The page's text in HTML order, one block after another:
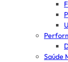
Saúde